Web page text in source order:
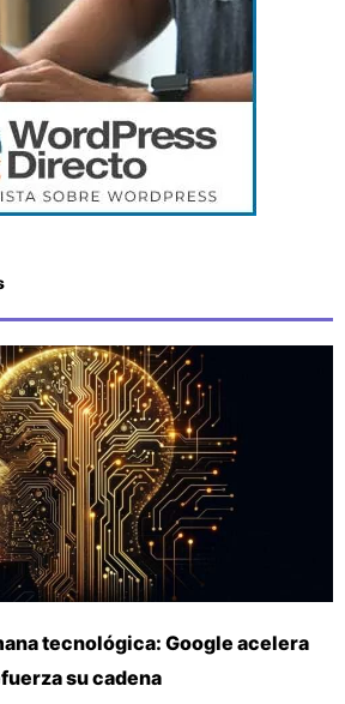
tecnológica: Google acelera
su cadena